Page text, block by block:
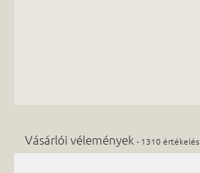
Vásárlói vélemények- 1310 értékelés